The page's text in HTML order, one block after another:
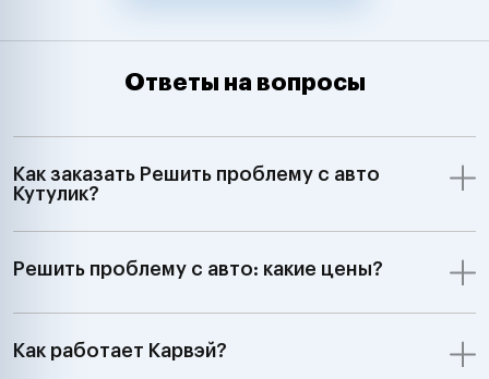
Ответы на вопросы
Как заказать Решить проблему с авто
Кутулик?
Решить проблему с авто: какие цены?
Как работает Карвэй?